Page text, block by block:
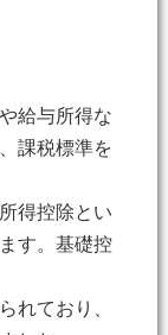
給与所得な
課税標準を
得控除とい
す。基礎控
れており、